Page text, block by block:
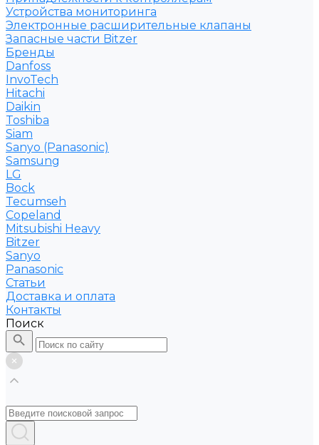
Устройства мониторинга
Электронные расширительные клапаны
Запасные части Bitzer
Бренды
Danfoss
InvoTech
Hitachi
Daikin
Toshiba
Siam
Sanyo (Panasonic)
Samsung
LG
Bock
Tecumseh
Copeland
Mitsubishi Heavy
Bitzer
Sanyo
Рanasonic
Статьи
Доставка и оплата
Контакты
Поиск